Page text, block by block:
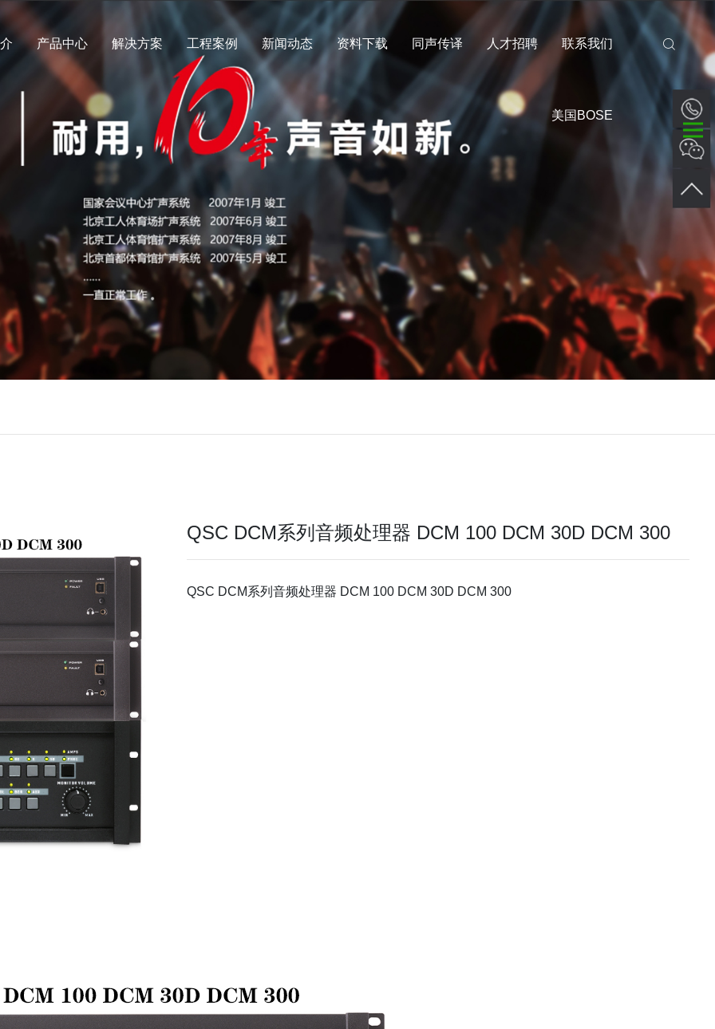
产品中心 解决方案 工程案例 新闻动态 资料下载 同声传译 人才招聘 联系我们
美国BOSE
QSC DCM系列音频处理器 DCM 100 DCM 30D DCM 300
QSC DCM系列音频处理器 DCM 100 DCM 30D DCM 300